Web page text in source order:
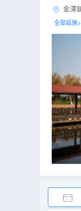
金澤
全部設施>